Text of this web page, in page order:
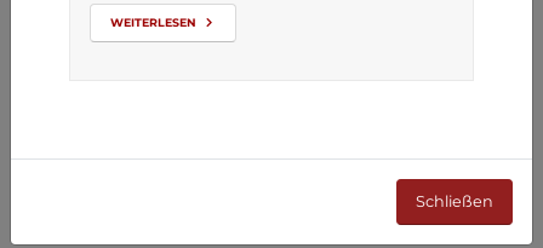
WEITERLESEN
Schließen